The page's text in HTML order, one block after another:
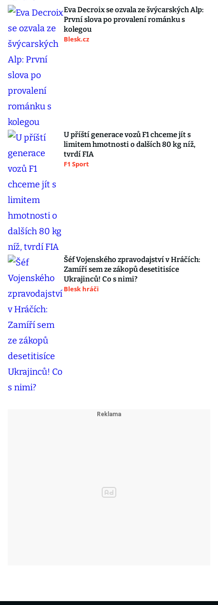
Eva Decroix se ozvala ze švýcarských Alp:
První slova po provalení románku s
kolegou
Blesk.cz
U příští generace vozů F1 chceme jít s
limitem hmotnosti o dalších 80 kg níž,
tvrdí FIA
F1 Sport
Šéf Vojenského zpravodajství v Hráčích:
Zamíří sem ze zákopů desetitisíce
Ukrajinců! Co s nimi?
Blesk hráči